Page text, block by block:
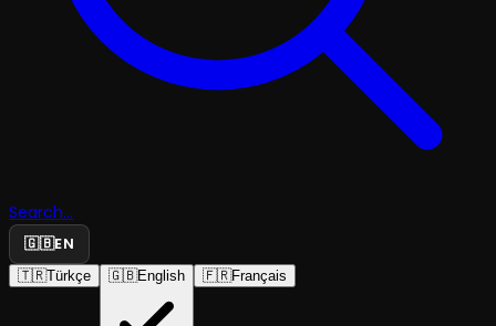
Search...
🇬🇧EN
🇹🇷Türkçe 🇬🇧English 🇫🇷Français